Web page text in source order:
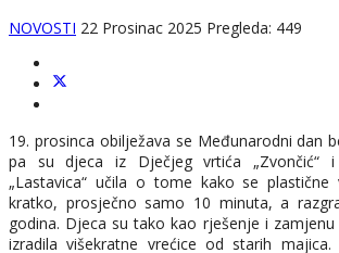
NOVOSTI 22 Prosinac 2025 Pregleda: 449
19. prosinca obilježava se Međunarodni dan
pa su djeca iz Dječjeg vrtića „Zvončić“ i
„Lastavica“ učila o tome kako se plastične
kratko, prosječno samo 10 minuta, a
godina. Djeca su tako kao rješenje i zamjenu
izradila višekratne vrećice od starih